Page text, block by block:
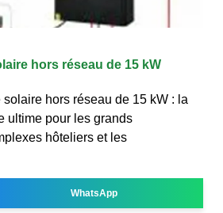
hors réseau de 15 kW
solaire hors réseau de 15 kW : la
ultime pour les grands
hôteliers et les
WhatsApp